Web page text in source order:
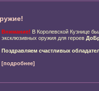
Внимание! В Королевской Кузнице
эксклюзивных оружия для героев
Поздравляем счастливых
[подробнее]